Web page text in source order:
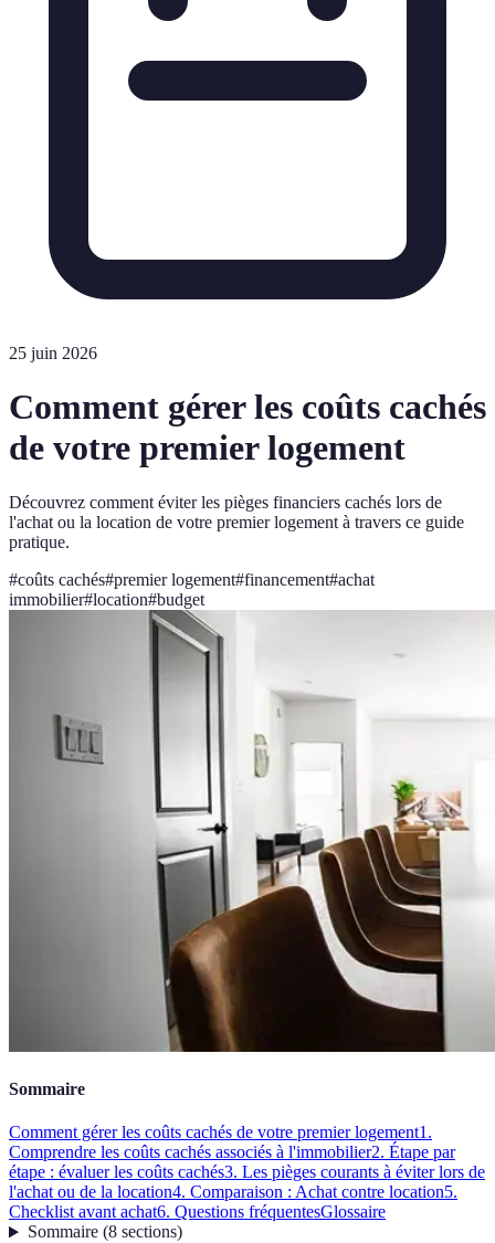
25 juin 2026
Comment gérer les coûts cachés
de votre premier logement
Découvrez comment éviter les pièges financiers cachés lors de
l'achat ou la location de votre premier logement à travers ce guide
pratique.
#coûts cachés#premier logement#financement#achat
immobilier#location#budget
Sommaire
Comment gérer les coûts cachés de votre premier logement1.
Comprendre les coûts cachés associés à l'immobilier2. Étape par
étape : évaluer les coûts cachés3. Les pièges courants à éviter lors de
l'achat ou de la location4. Comparaison : Achat contre location5.
Checklist avant achat6. Questions fréquentesGlossaire
Sommaire(8 sections)